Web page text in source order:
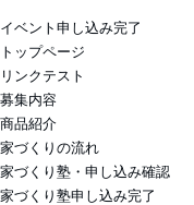
イベント申し込み完了
トップページ
リンクテスト
募集内容
商品紹介
家づくりの流れ
家づくり塾・申し込み確認
家づくり塾申し込み完了